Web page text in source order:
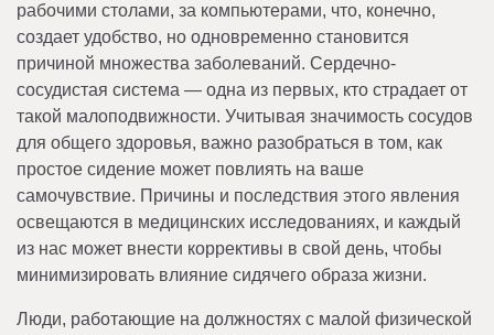
рабочими столами, за компьютерами, что, конечно,
создает удобство, но одновременно становится
причиной множества заболеваний. Сердечно-
сосудистая система — одна из первых, кто страдает от
такой малоподвижности. Учитывая значимость сосудов
для общего здоровья, важно разобраться в том, как
простое сидение может повлиять на ваше
самочувствие. Причины и последствия этого явления
освещаются в медицинских исследованиях, и каждый
из нас может внести коррективы в свой день, чтобы
минимизировать влияние сидячего образа жизни.
Люди, работающие на должностях с малой физической